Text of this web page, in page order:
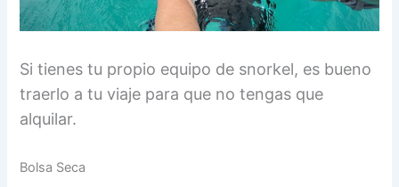
Si tienes tu propio equipo de snorkel, es bueno
traerlo a tu viaje para que no tengas que
alquilar.
Bolsa Seca